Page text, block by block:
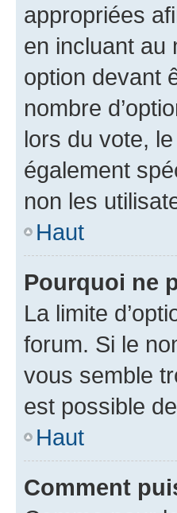
appropriées
en incluant au
option devant
nombre
lors du vote,
également
non les
Haut
Pourquoi ne
La limite
forum. Si le
vous semble
est possible
Haut
Comment